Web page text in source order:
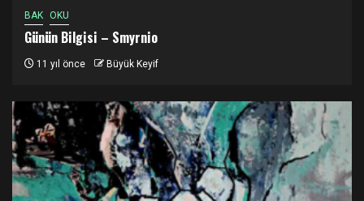
BAK OKU
Günün Bilgisi – Smyrnio
11 yıl önce Büyük Keyif